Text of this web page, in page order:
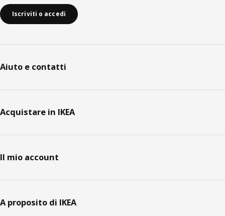
Iscriviti o accedi
Aiuto e contatti
Acquistare in IKEA
Il mio account
A proposito di IKEA